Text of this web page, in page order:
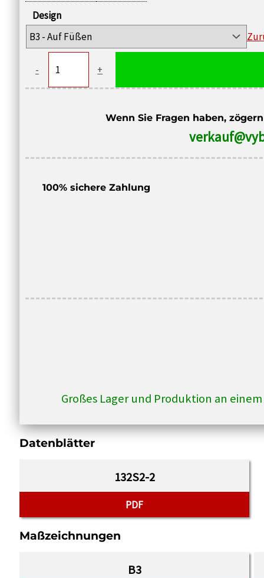
Design
-
Elektromotor
3AL-
7,5
+
Wenn Sie Fragen haben,
100% sichere Zahlung
Großes Lager und Produktion an
Datenblätter
132S2-2
PDF
Maßzeichnungen
B3